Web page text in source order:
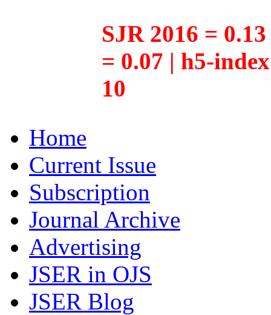
SJR 2016 =
= 0.07 | h5-
10
Home
Current Issue
Subscription
Journal Archive
Advertising
JSER in OJS
JSER Blog